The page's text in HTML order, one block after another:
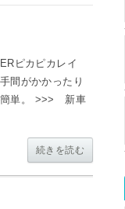
ピカピカレイ
間がかかったり
簡単。 >>> 新車
続きを読む